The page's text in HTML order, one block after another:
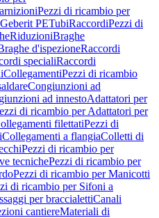
Pezzi di ricambio per
Geberit PETubiRaccordiPezzi di
RiduzioniBraghe
d'ispezioneRaccordi
specialiRaccordi
CollegamentiPezzi di ricambio
Congiunzioni ad
ad innestoAdattatori per
di ricambio per Adattatori per
filettatiPezzi di
Collegamenti a flangiaColletti di
Pezzi di ricambio per
tecnichePezzi di ricambio per
Pezzi di ricambio per Manicotti
di ricambio per Sifoni a
per braccialettiCanali
cantiereMateriali di